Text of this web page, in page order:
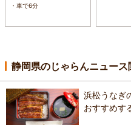
・車で6分
静岡県のじゃらんニュース
浜松うなぎ
おすすめす